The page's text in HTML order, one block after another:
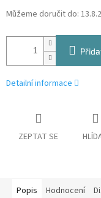
Můžeme doručit do:
Detailní informace
ZEPTAT SE
Popis Hodnocení